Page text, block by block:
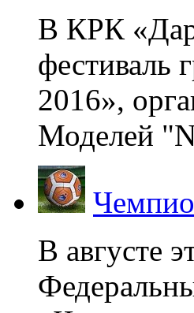
В КРК
фестиваль
2016»,
Моделей
В августе